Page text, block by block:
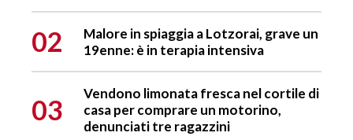
02
Malore in spiaggia a Lotzorai, grave un
19enne: è in terapia intensiva
03
Vendono limonata fresca nel cortile di
casa per comprare un motorino,
denunciati tre ragazzini